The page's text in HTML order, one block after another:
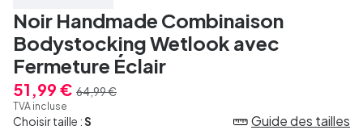
Noir Handmade Combinaison
Bodystocking Wetlook avec
Fermeture Éclair
51,99 € 64,99 €
TVA incluse
Choisir taille :S Guide des tailles